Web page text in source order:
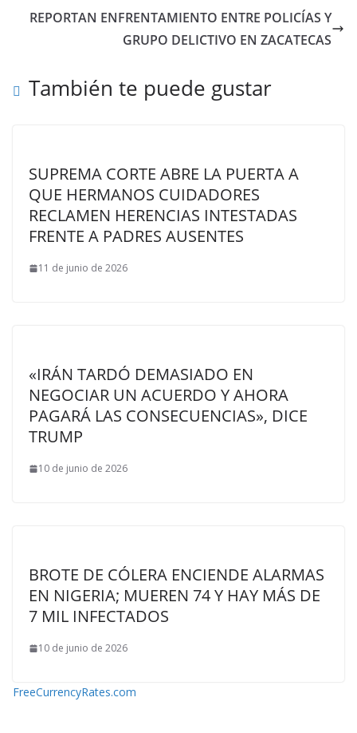
REPORTAN ENFRENTAMIENTO ENTRE POLICÍAS Y
GRUPO DELICTIVO EN ZACATECAS
También te puede gustar
SUPREMA CORTE ABRE LA PUERTA A
QUE HERMANOS CUIDADORES
RECLAMEN HERENCIAS INTESTADAS
FRENTE A PADRES AUSENTES
11 de junio de 2026
«IRÁN TARDÓ DEMASIADO EN
NEGOCIAR UN ACUERDO Y AHORA
PAGARÁ LAS CONSECUENCIAS», DICE
TRUMP
10 de junio de 2026
BROTE DE CÓLERA ENCIENDE ALARMAS
EN NIGERIA; MUEREN 74 Y HAY MÁS DE
7 MIL INFECTADOS
10 de junio de 2026
FreeCurrencyRates.com